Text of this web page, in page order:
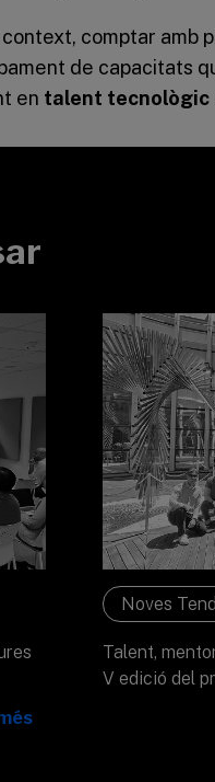
context, comptar amb
de capacitats
en talent tecnològic
Noves
Talent,
V edició del